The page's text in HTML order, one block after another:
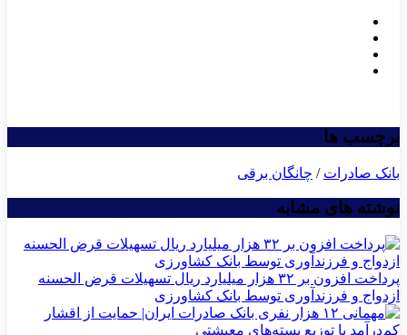
برچسب ها
بانک صادرات / چانگان برقی
نوشته های مشابه
پرداخت افزون بر ۳۲ هزار میلیارد ریال تسهیلات قرض الحسنه
ازدواج و فرزندآوری توسط بانک کشاورزی